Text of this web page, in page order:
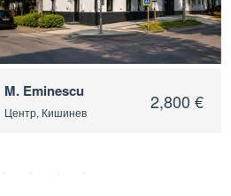
2,800 € Чеканы, Кишинев